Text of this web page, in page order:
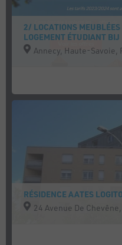
2/ LOCATIONS
LOGEMENT ÉTUDIANT BIJ
Annecy, Haute-Savoie,
RÉSIDENCE AATES
24 Avenue De